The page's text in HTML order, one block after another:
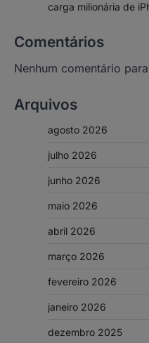
carga milionária de
Comentários
Nenhum comentário
Arquivos
agosto 2026
julho 2026
junho 2026
maio 2026
abril 2026
março 2026
fevereiro 2026
janeiro 2026
dezembro 2025